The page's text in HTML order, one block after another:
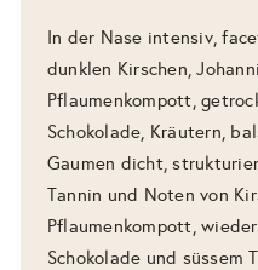
In der Nase intensiv,
dunklen Kirschen,
Pflaumenkompott,
Schokolade, Kräutern,
Gaumen dicht,
Tannin und Noten von
Pflaumenkompott,
Schokolade und süssem